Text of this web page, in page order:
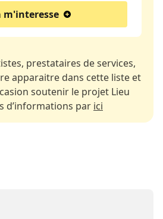
m'interesse
prestataires de services,
apparaitre dans cette liste et
soutenir le projet Lieu
d’informations par ici